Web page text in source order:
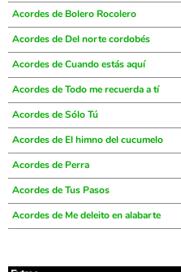
Acordes de Bolero Rocolero
Acordes de Del norte cordobés
Acordes de Cuando estás aquí
Acordes de Todo me recuerda a tí
Acordes de Sólo Tú
Acordes de El himno del cucumelo
Acordes de Perra
Acordes de Tus Pasos
Acordes de Me deleito en alabarte